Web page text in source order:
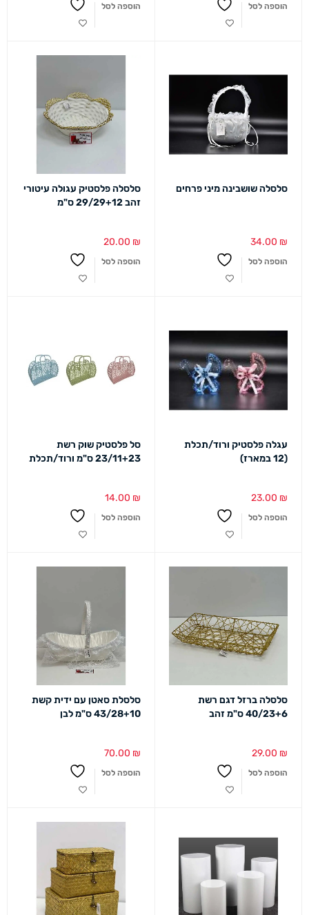
הוספה לסל הוספה לסל
סלסלה שושבינה מיני פרחים
34.00 ₪
הוספה לסל
סלסלה פלסטיק עגולה עיטורי
זהב 29/29+12 ס"מ
20.00 ₪
הוספה לסל
עגלה פלסטיק ורוד/תכלת
(12 במארז)
23.00 ₪
הוספה לסל
סל פלסטיק שוק רשת
23/11+23 ס"מ ורוד/תכלת
14.00 ₪
הוספה לסל
סלסלה ברזל דגם רשת
40/23+6 ס"מ זהב
29.00 ₪
הוספה לסל
סלסלת סאטן עם ידית קשת
43/28+10 ס"מ לבן
70.00 ₪
הוספה לסל